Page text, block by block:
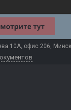
10А, офис 206,